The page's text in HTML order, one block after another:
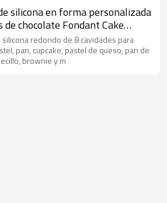
silicona en forma personalizada
de chocolate Fondant Cake
redondo de 8 cavidades para
pan, cupcake, pastel de queso, pan de
brownie y m